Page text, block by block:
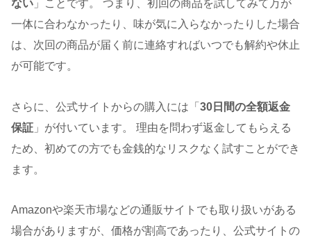
ない 」ことです。 つまり、初回の商品を試してみて万が
一体に合わなかったり、味が気に入らなかったりした場合
は、次回の商品が届く前に連絡すればいつでも解約や休止
が可能です。
さらに、公式サイトからの購入には「 30日間の全額返金
保証 」が付いています。 理由を問わず返金してもらえる
ため、初めての方でも金銭的なリスクなく試すことができ
ます。
Amazonや楽天市場などの通販サイトでも取り扱いがある
場合がありますが、価格が割高であったり、公式サイトの